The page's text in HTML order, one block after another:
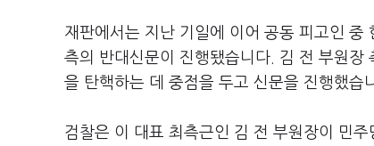
재판에서는 지난 기일에 이어 공동 피고인
측의 반대신문이 진행됐습니다. 김 전 부원
을 탄핵하는 데 중점을 두고 신문을 진행했습
검찰은 이 대표 최측근인 김 전 부원장이 민